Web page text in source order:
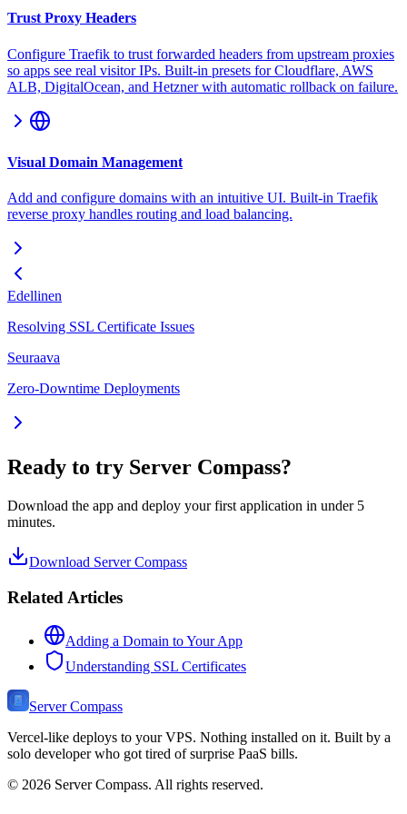
Trust Proxy Headers
Configure Traefik to trust forwarded headers from upstream proxies
so apps see real visitor IPs. Built-in presets for Cloudflare, AWS
ALB, DigitalOcean, and Hetzner with automatic rollback on failure.
Visual Domain Management
Add and configure domains with an intuitive UI. Built-in Traefik
reverse proxy handles routing and load balancing.
Edellinen
Resolving SSL Certificate Issues
Seuraava
Zero-Downtime Deployments
Ready to try Server Compass?
Download the app and deploy your first application in under 5
minutes.
Download Server Compass
Related Articles
Adding a Domain to Your App
Understanding SSL Certificates
Server Compass
Vercel-like deploys to your VPS. Nothing installed on it. Built by a
solo developer who got tired of surprise PaaS bills.
© 2026 Server Compass. All rights reserved.